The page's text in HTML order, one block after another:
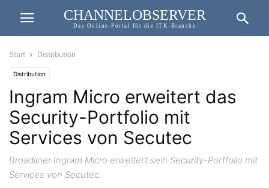
CHANNELOBSERVER
Das Online-Portal für die ITK-Branche
Start Distribution
Distribution
Ingram Micro erweitert das
Security-Portfolio mit
Services von Secutec
Broadliner Ingram Micro erweitert sein Security-Portfolio mit
Services von Secutec.